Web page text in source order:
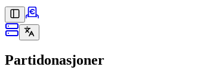
Partidonasjoner